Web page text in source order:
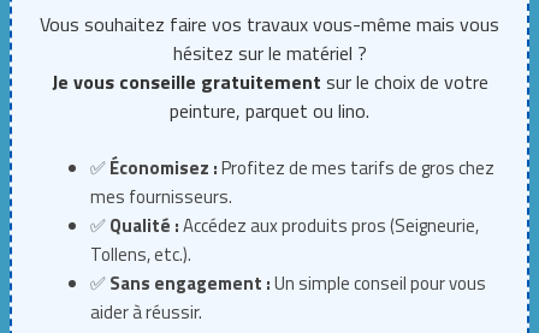
Vous souhaitez faire vos travaux vous-même mais vous
hésitez sur le matériel ?
Je vous conseille gratuitement sur le choix de votre
peinture, parquet ou lino.
✅Économisez :Profitez de mes tarifs de gros chez
mes fournisseurs.
✅Qualité :Accédez aux produits pros (Seigneurie,
Tollens, etc.).
✅Sans engagement :Un simple conseil pour vous
aider à réussir.